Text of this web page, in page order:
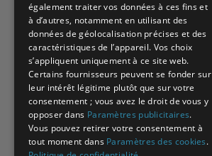
également traiter vos données à ces fins et
à d’autres, notamment en utilisant des
données de géolocalisation précises et des
caractéristiques de l’appareil. Vos choix
s’appliquent uniquement à ce site web.
Certains fournisseurs peuvent se fonder sur
leur intérêt légitime plutôt que sur votre
consentement ; vous avez le droit de vous y
opposer dans Paramètres publicitaires.
Vous pouvez retirer votre consentement à
tout moment dans Paramètres des cookies.